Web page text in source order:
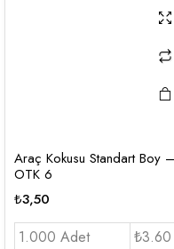
Araç Kokusu Standart Boy –
OTK 6
₺3,50
1.000 Adet
₺3.60